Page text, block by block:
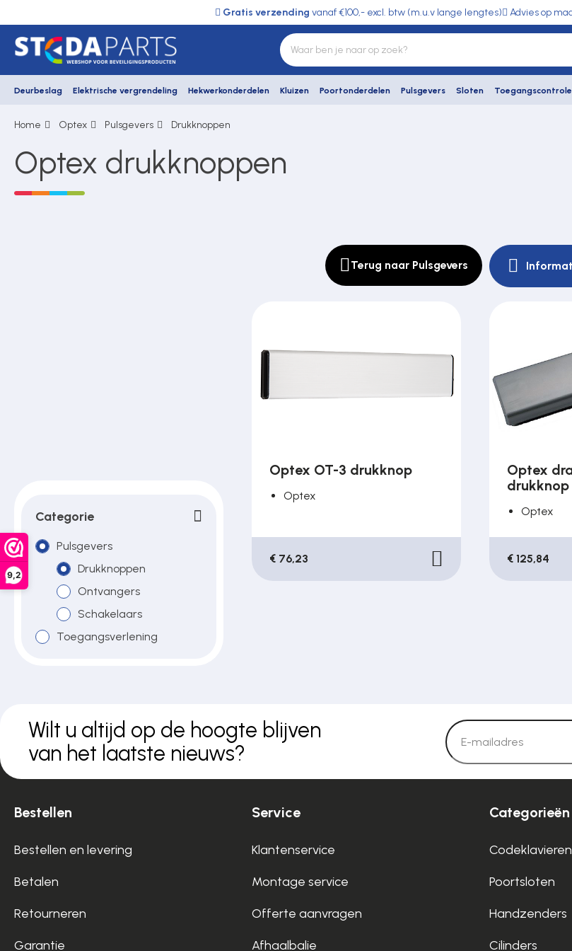
9,2
Gratis verzending vanaf €100,- excl. btw (m.u.v lange lengtes) Advies op
Deurbeslag Elektrische vergrendeling Hekwerkonderdelen Kluizen Poortonderdelen Pulsgevers Sloten Toegangscontrole
Deurbeslag
Elektrische vergrendeling
Toegangsverlening
Voedingen
Over ons
Home Optex Pulsgevers Drukknoppen
Optex drukknoppen
Terug naar Pulsgevers
Categorie
Pulsgevers
Drukknoppen
Ontvangers
Schakelaars
Toegangsverlening
Optex OT-3 drukknop
Optex
€ 76,23
Optex
Optex
€ 125,84
Wilt u altijd op de hoogte blijven
van het laatste nieuws?
Bestellen
Bestellen en levering
Betalen
Retourneren
Garantie
Service
Klantenservice
Montage service
Offerte aanvragen
Afhaalbalie
Categorieën
Codeklavieren
Poortsloten
Handzenders
Cilinders